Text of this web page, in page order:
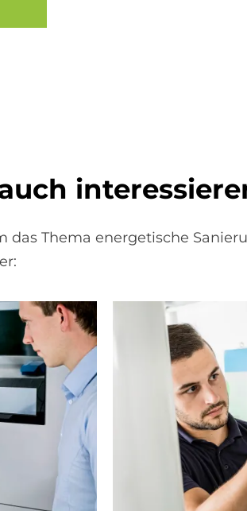
Thema energetische